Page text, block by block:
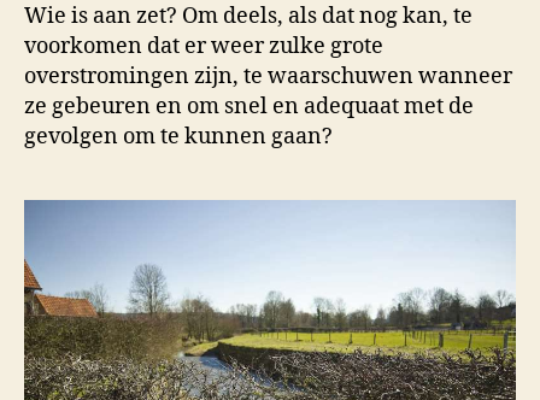
Wie is aan zet? Om deels, als dat nog kan, te
voorkomen dat er weer zulke grote
overstromingen zijn, te waarschuwen wanneer
ze gebeuren en om snel en adequaat met de
gevolgen om te kunnen gaan?